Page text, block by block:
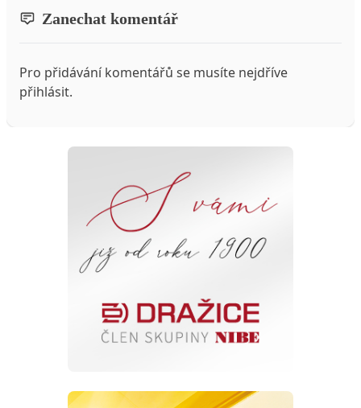
Zanechat komentář
Pro přidávání komentářů se musíte nejdříve
přihlásit.